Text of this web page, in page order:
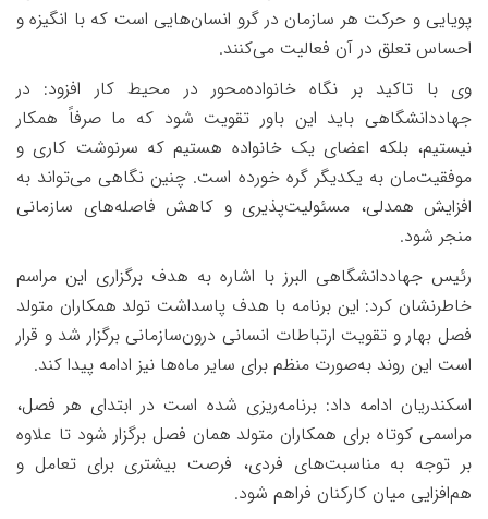
پویایی و حرکت هر سازمان در گرو انسان‌هایی است که با انگیزه و
احساس تعلق در آن فعالیت می‌کنند.
وی با تاکید بر نگاه خانواده‌محور در محیط کار افزود: در
جهاددانشگاهی باید این باور تقویت شود که ما صرفاً همکار
نیستیم، بلکه اعضای یک خانواده هستیم که سرنوشت کاری و
موفقیت‌مان به یکدیگر گره خورده است. چنین نگاهی می‌تواند به
افزایش همدلی، مسئولیت‌پذیری و کاهش فاصله‌های سازمانی
منجر شود.
رئیس جهاددانشگاهی البرز با اشاره به هدف برگزاری این مراسم
خاطرنشان کرد: این برنامه با هدف پاسداشت تولد همکاران متولد
فصل بهار و تقویت ارتباطات انسانی درون‌سازمانی برگزار شد و قرار
است این روند به‌صورت منظم برای سایر ماه‌ها نیز ادامه پیدا کند.
اسکندریان ادامه داد: برنامه‌ریزی شده است در ابتدای هر فصل،
مراسمی کوتاه برای همکاران متولد همان فصل برگزار شود تا علاوه
بر توجه به مناسبت‌های فردی، فرصت بیشتری برای تعامل و
هم‌افزایی میان کارکنان فراهم شود.